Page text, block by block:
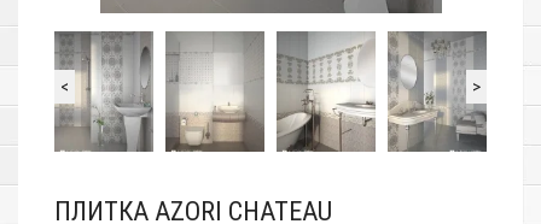
< >
ПЛИТКА AZORI CHATEAU